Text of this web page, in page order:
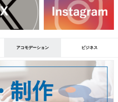
アコモデーション ビジネス